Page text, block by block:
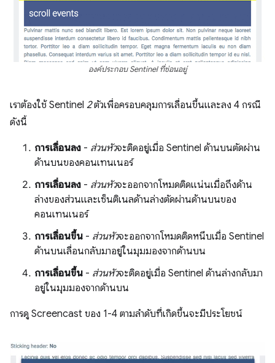
องค์ประกอบ Sentinel ที่ซ่อนอยู่
เราต้องใช้ Sentinel 2ตัวเพื่อครอบคลุมการเลื่อนขึ้นและลง 4 กรณี
ดังนี้
การเลื่อนลง - ส่วนหัวจะติดอยู่เมื่อ Sentinel ด้านบนตัดผ่าน
ด้านบนของคอนเทนเนอร์
การเลื่อนลง - ส่วนหัวจะออกจากโหมดติดแน่นเมื่อถึงด้าน
ล่างของส่วนและเซ็นติเนลด้านล่างตัดผ่านด้านบนของ
คอนเทนเนอร์
การเลื่อนขึ้น - ส่วนหัวจะออกจากโหมดติดหนึบเมื่อ Sentinel
ด้านบนเลื่อนกลับมาอยู่ในมุมมองจากด้านบน
การเลื่อนขึ้น - ส่วนหัวจะติดอยู่เมื่อ Sentinel ด้านล่างกลับมา
อยู่ในมุมมองจากด้านบน
การดู Screencast ของ 1-4 ตามลำดับที่เกิดขึ้นจะมีประโยชน์